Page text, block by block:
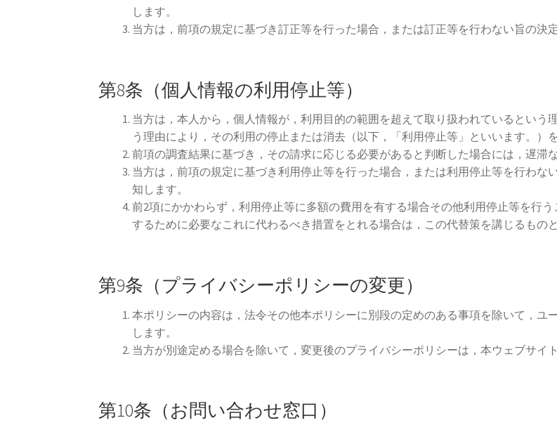
します。
当方は，前項の規定に基づき訂正等を行った場合，または訂正等を行わない旨の決
第8条（個人情報の利用停止等）
当方は，本人から，個人情報が，利用目的の範囲を超えて取り扱われているとい
う理由により，その利用の停止または消去（以下，「利用停止等」といいます。）
前項の調査結果に基づき，その請求に応じる必要があると判断した場合には，遅滞
当方は，前項の規定に基づき利用停止等を行った場合，または利用停止等を行わな
知します。
前2項にかかわらず，利用停止等に多額の費用を有する場合その他利用停止等を行
するために必要なこれに代わるべき措置をとれる場合は，この代替策を講じるものと
第9条（プライバシーポリシーの変更）
本ポリシーの内容は，法令その他本ポリシーに別段の定めのある事項を除いて，ユ
します。
当方が別途定める場合を除いて，変更後のプライバシーポリシーは，本ウェブサイ
第10条（お問い合わせ窓口）